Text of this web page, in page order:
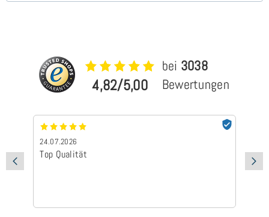
4,82/5,00
bei 3038
Bewertungen
24.07.2026
Top Qualität